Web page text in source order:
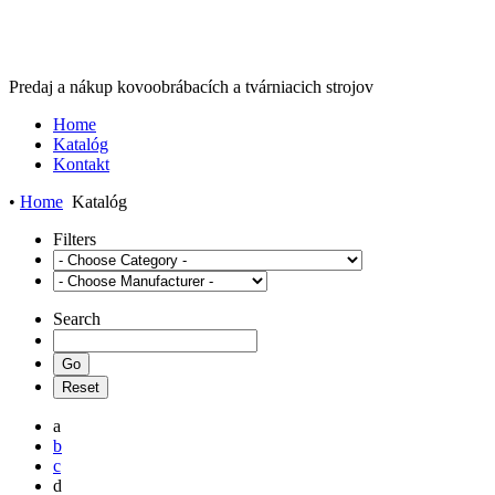
Predaj a nákup kovoobrábacích a tvárniacich strojov
Home
Katalóg
Kontakt
• Home Katalóg
Filters
Search
a
b
c
d